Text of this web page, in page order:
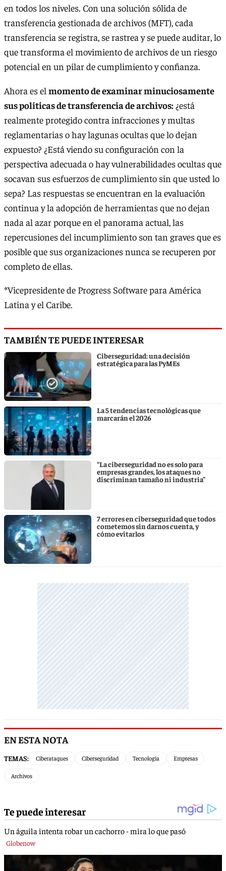
en todos los niveles. Con una solución sólida de
transferencia gestionada de archivos (MFT), cada
transferencia se registra, se rastrea y se puede auditar, lo
que transforma el movimiento de archivos de un riesgo
potencial en un pilar de cumplimiento y confianza.
Ahora es el momento de examinar minuciosamente
sus políticas de transferencia de archivos: ¿está
realmente protegido contra infracciones y multas
reglamentarias o hay lagunas ocultas que lo dejan
expuesto? ¿Está viendo su configuración con la
perspectiva adecuada o hay vulnerabilidades ocultas que
socavan sus esfuerzos de cumplimiento sin que usted lo
sepa? Las respuestas se encuentran en la evaluación
continua y la adopción de herramientas que no dejan
nada al azar porque en el panorama actual, las
repercusiones del incumplimiento son tan graves que es
posible que sus organizaciones nunca se recuperen por
completo de ellas.
*Vicepresidente de Progress Software para América
Latina y el Caribe.
TAMBIÉN TE PUEDE INTERESAR
Ciberseguridad: una decisión
estratégica para las PyMEs
La 5 tendencias tecnológicas que
marcarán el 2026
“La ciberseguridad no es solo para
empresas grandes, los ataques no
discriminan tamaño ni industria”
7 errores en ciberseguridad que todos
cometemos sin darnos cuenta, y
cómo evitarlos
EN ESTA NOTA
TEMAS: Ciberataques Ciberseguridad Tecnología Empresas
Archivos